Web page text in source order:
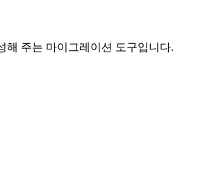
해 주는 마이그레이션 도구입니다.